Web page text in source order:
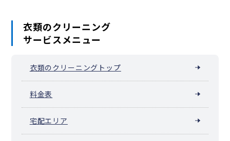
衣類のクリーニング
サービスメニュー
衣類のクリーニングトップ
料金表
宅配エリア